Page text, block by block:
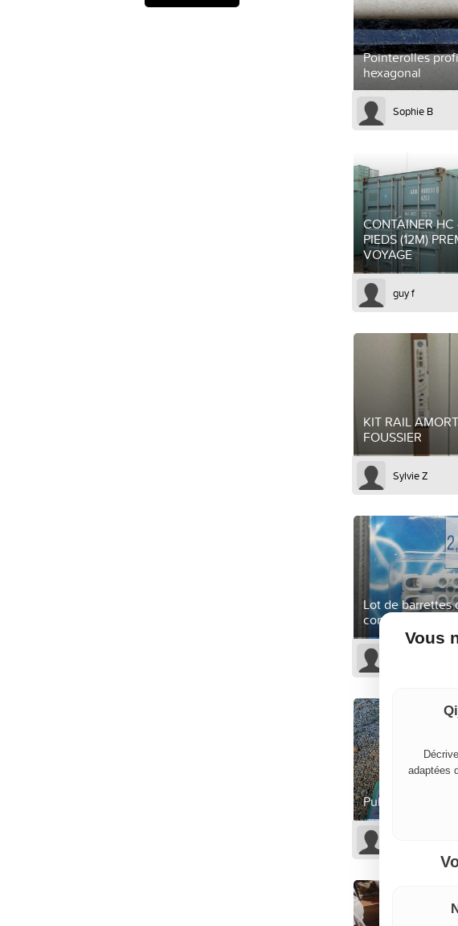
Pointerolles
hexagonal
Sophie B
CONTAINER
PIEDS (12M)
VOYAGE
guy f
KIT RAIL
FOUSSIER
Sylvie Z
Lot de barrettes
connexion
Pulvérisateurs
Vous
adaptées